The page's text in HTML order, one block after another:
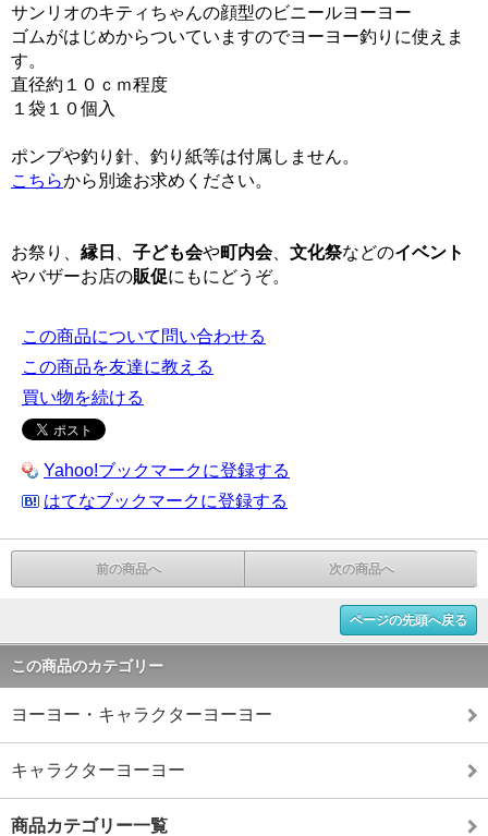
サンリオのキティちゃんの顔型のビニールヨーヨー
ゴムがはじめからついていますのでヨーヨー釣りに使えま
す。
直径約１０ｃｍ程度
１袋１０個入
ポンプや釣り針、釣り紙等は付属しません。
こちらから別途お求めください。
お祭り、 縁日 子ども会や町内会、 文化祭などのイベント
やバザーお店の販促にもにどうぞ。
この商品について問い合わせる
この商品を友達に教える
買い物を続ける
Yahoo!ブックマークに登録する
はてなブックマークに登録する
前の商品へ 次の商品へ
ページの先頭へ戻る
この商品のカテゴリー
ヨーヨー・キャラクターヨーヨー
キャラクターヨーヨー
商品カテゴリー一覧